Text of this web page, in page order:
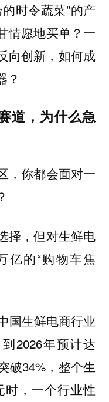
时令蔬菜”的产
情愿地买单？一
向创新，如何成
？
道，为什么急
，你都会面对一
择，但对生鲜电
亿的“购物车焦
国生鲜电商行业
2026年预计达
破34%，整个生
时，一个行业性